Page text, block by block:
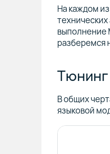
На каждом
технических
выполнение
разберемся
Тюнинг
В общих
языковой